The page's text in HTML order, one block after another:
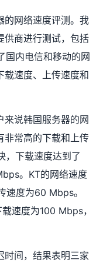
的网络速度评测。我
供商进行测试，包括
国内电信和移动的网
载速度、上传速度和
来说韩国服务器的网
非常高的下载和上传
，下载速度达到了
。KT的网络速度
速度为60 Mbps。
速度为100 Mbps，
时间，结果表明三家